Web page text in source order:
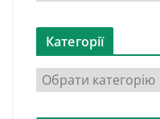
р
х
в
Категорії
а